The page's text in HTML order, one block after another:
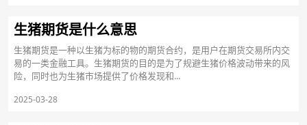
生猪期货是什么意思
生猪期货是一种以生猪为标的物的期货合约，是用户在期货交易所内交
易的一类金融工具。生猪期货的目的是为了规避生猪价格波动带来的风
险，同时也为生猪市场提供了价格发现和...
2025-03-28